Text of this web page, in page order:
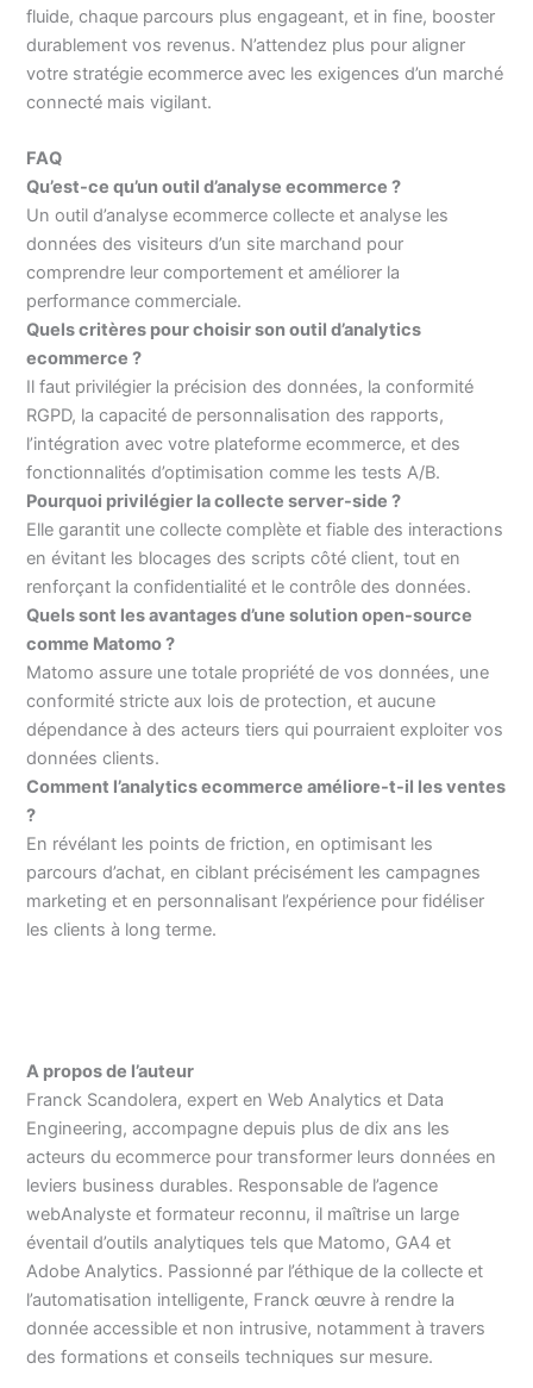
fluide, chaque parcours plus engageant, et in fine, booster
durablement vos revenus. N’attendez plus pour aligner
votre stratégie ecommerce avec les exigences d’un marché
connecté mais vigilant.
FAQ
Qu’est-ce qu’un outil d’analyse ecommerce ?
Un outil d’analyse ecommerce collecte et analyse les
données des visiteurs d’un site marchand pour
comprendre leur comportement et améliorer la
performance commerciale.
Quels critères pour choisir son outil d’analytics
ecommerce ?
Il faut privilégier la précision des données, la conformité
RGPD, la capacité de personnalisation des rapports,
l’intégration avec votre plateforme ecommerce, et des
fonctionnalités d’optimisation comme les tests A/B.
Pourquoi privilégier la collecte server-side ?
Elle garantit une collecte complète et fiable des interactions
en évitant les blocages des scripts côté client, tout en
renforçant la confidentialité et le contrôle des données.
Quels sont les avantages d’une solution open-source
comme Matomo ?
Matomo assure une totale propriété de vos données, une
conformité stricte aux lois de protection, et aucune
dépendance à des acteurs tiers qui pourraient exploiter vos
données clients.
Comment l’analytics ecommerce améliore-t-il les ventes
?
En révélant les points de friction, en optimisant les
parcours d’achat, en ciblant précisément les campagnes
marketing et en personnalisant l’expérience pour fidéliser
les clients à long terme.
A propos de l’auteur
Franck Scandolera, expert en Web Analytics et Data
Engineering, accompagne depuis plus de dix ans les
acteurs du ecommerce pour transformer leurs données en
leviers business durables. Responsable de l’agence
webAnalyste et formateur reconnu, il maîtrise un large
éventail d’outils analytiques tels que Matomo, GA4 et
Adobe Analytics. Passionné par l’éthique de la collecte et
l’automatisation intelligente, Franck œuvre à rendre la
donnée accessible et non intrusive, notamment à travers
des formations et conseils techniques sur mesure.